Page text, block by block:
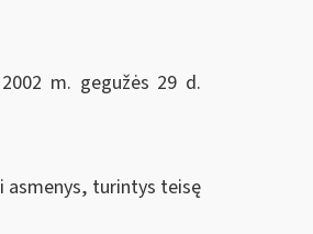
m. gegužės 29 d.
asmenys, turintys teisę